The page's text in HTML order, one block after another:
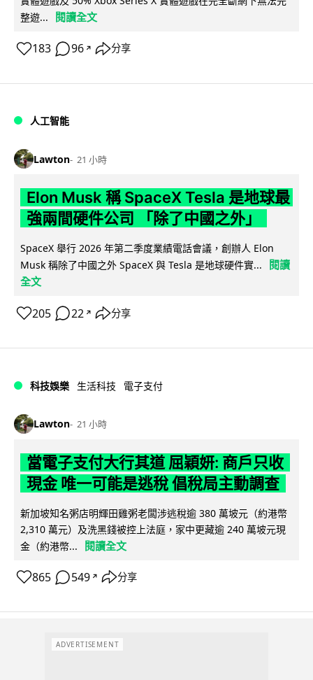
整遊...
閱讀全文
183 96 ↗ 分享
人工智能
Lawton 21 小時
Elon Musk 稱 SpaceX Tesla 是地球最
強兩間硬件公司 「除了中國之外」
SpaceX 舉行 2026 年第二季度業績電話會議，創辦人 Elon
Musk 稱除了中國之外 SpaceX 與 Tesla 是地球硬件實...
閱讀
全文
205 22 ↗ 分享
科技娛樂 生活科技 電子支付
Lawton 21 小時
當電子支付大行其道 屈穎妍: 商戶只收
現金 唯一可能是逃稅 倡稅局主動調查
新加坡知名粥店明輝田雞粥老闆涉逃稅逾 380 萬坡元（約港幣
2,310 萬元）及洗黑錢被控上法庭，家中更藏逾 240 萬坡元現
金（約港幣...
閱讀全文
865 549 ↗ 分享
ADVERTISEMENT